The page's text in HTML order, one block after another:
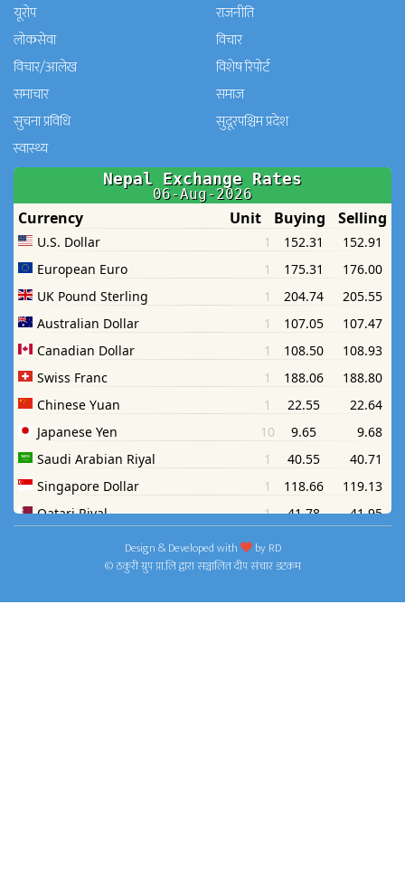
यूरोप
राजनीति
लोकसेवा
विचार
विचार/आलेख
विशेष रिपोर्ट
समाचार
समाज
सुचना प्रविधि
सुदूरपश्चिम प्रदेश
स्वास्थ्य
Design & Developed with byRD
© ठकुरी ग्रुप प्रा.लि द्वारा सञ्चालित दीप संचार डटकम